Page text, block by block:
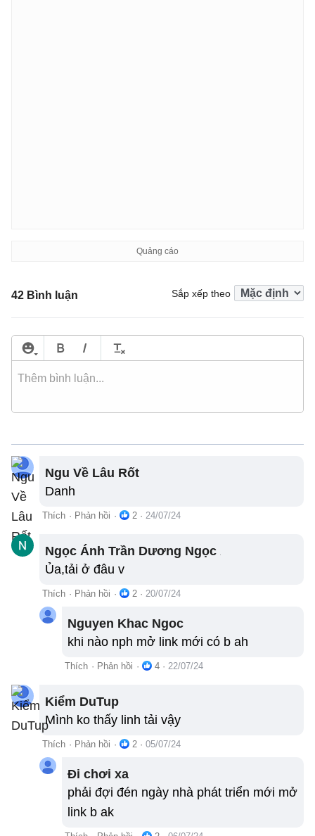
42 Bình luận Sắp xếp theo
Ngu Về Lâu Rốt
Danh
Thích · Phản hồi · 2 · 24/07/24
Ngọc Ánh Trần Dương Ngọc Ánh
Ủa,tải ở đâu v
Thích · Phản hồi · 2 · 20/07/24
Nguyen Khac Ngoc
khi nào nph mở link mới có b ah
Thích · Phản hồi · 4 · 22/07/24
Kiểm DuTup
Mình ko thấy linh tải vậy
Thích · Phản hồi · 2 · 05/07/24
Đi chơi xa
phải đợi đén ngày nhà phát triển mới mở
link b ak